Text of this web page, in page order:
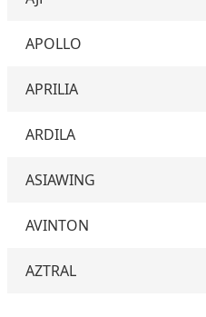
APOLLO
APRILIA
ARDILA
ASIAWING
AVINTON
AZTRAL